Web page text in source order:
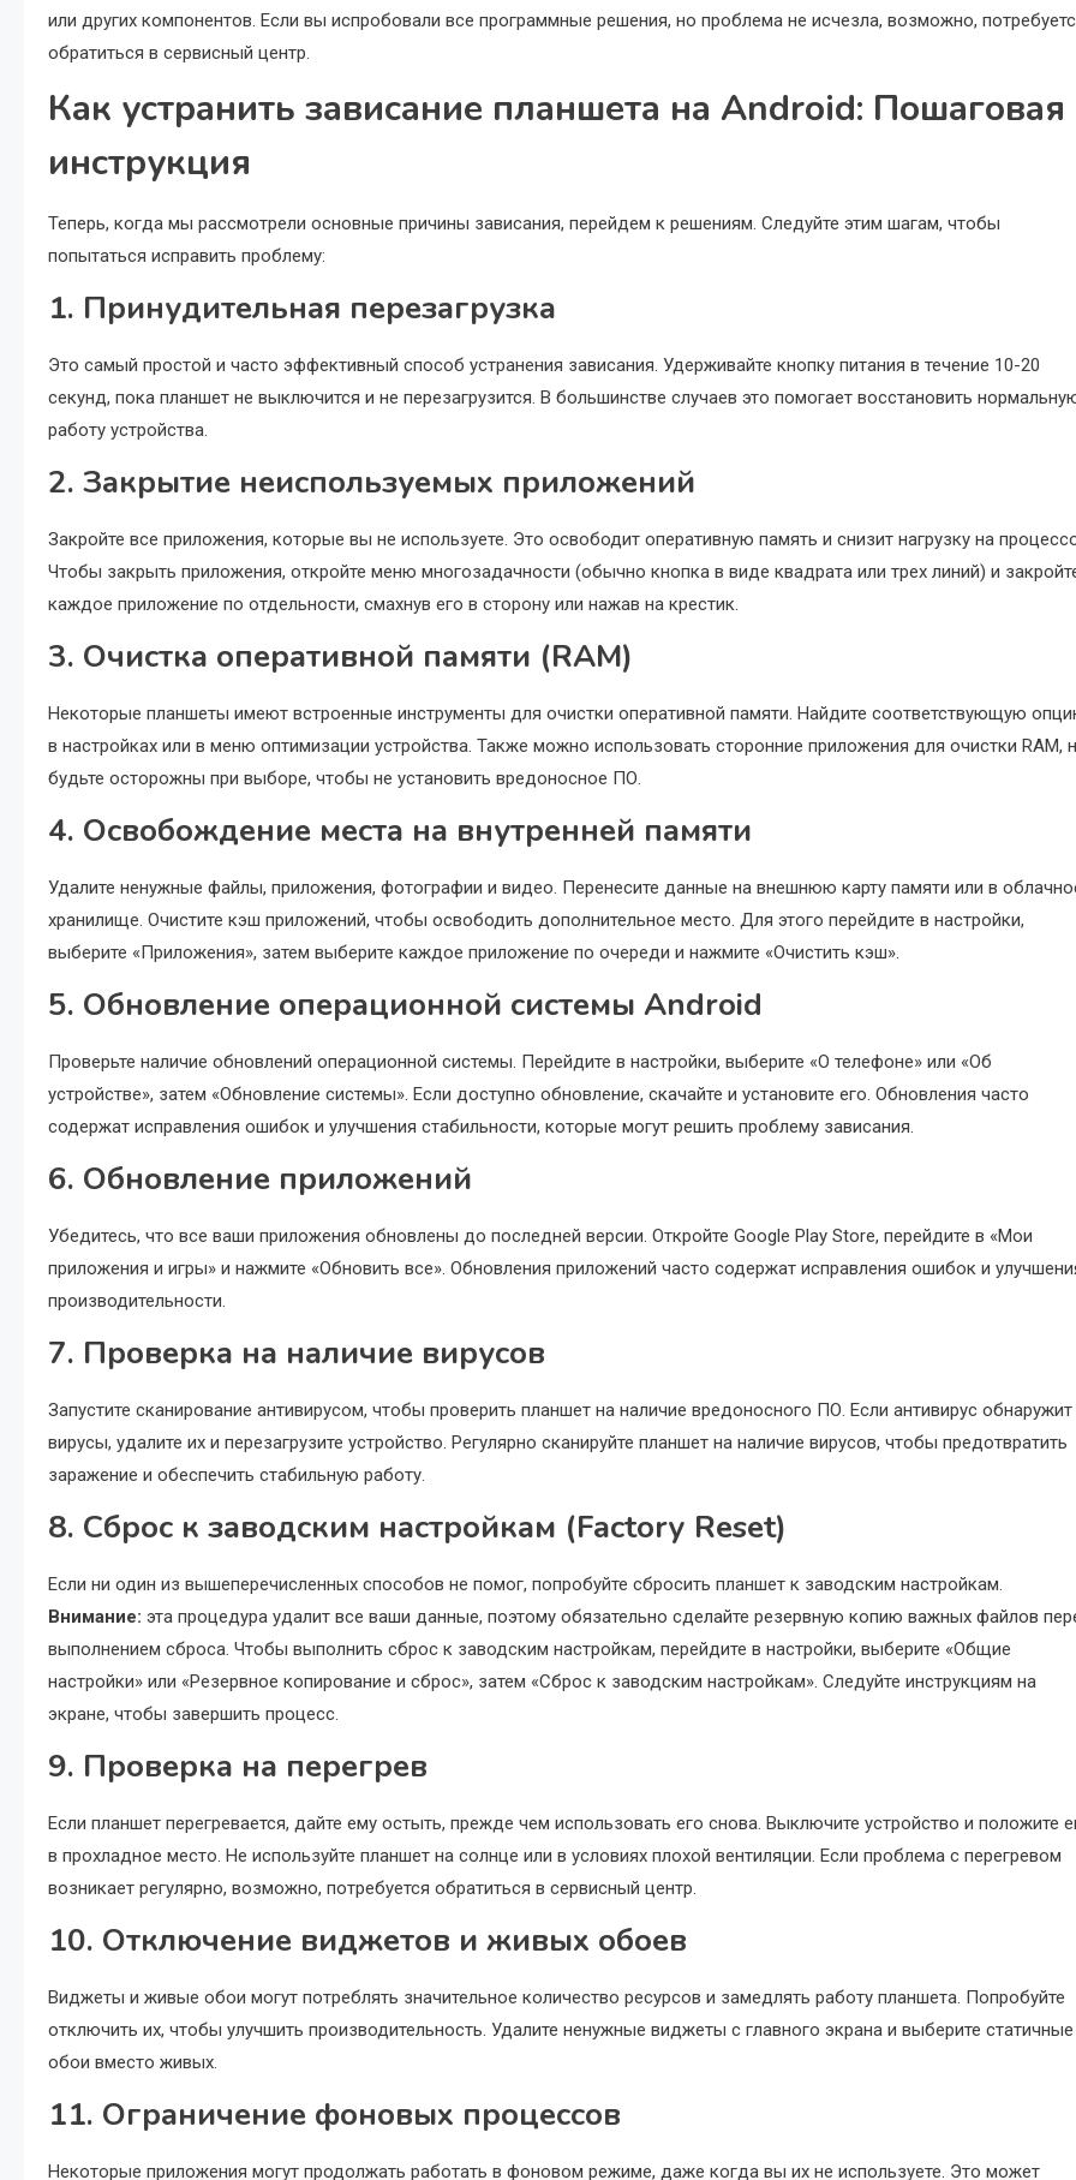
или других компонентов. Если вы испробовали все программные решения, но проблема не исчезла, возможно,
обратиться в сервисный центр.
Как устранить зависание планшета на Android: Пошаговая
инструкция
Теперь, когда мы рассмотрели основные причины зависания, перейдем к решениям. Следуйте этим шагам, чтобы
попытаться исправить проблему:
1. Принудительная перезагрузка
Это самый простой и часто эффективный способ устранения зависания. Удерживайте кнопку питания в течение 10-20
секунд, пока планшет не выключится и не перезагрузится. В большинстве случаев это помогает восстановить
работу устройства.
2. Закрытие неиспользуемых приложений
Закройте все приложения, которые вы не используете. Это освободит оперативную память и снизит нагрузку на
Чтобы закрыть приложения, откройте меню многозадачности (обычно кнопка в виде квадрата или трех линий) и
каждое приложение по отдельности, смахнув его в сторону или нажав на крестик.
3. Очистка оперативной памяти (RAM)
Некоторые планшеты имеют встроенные инструменты для очистки оперативной памяти. Найдите соответствующую
в настройках или в меню оптимизации устройства. Также можно использовать сторонние приложения для очистки RAM,
будьте осторожны при выборе, чтобы не установить вредоносное ПО.
4. Освобождение места на внутренней памяти
Удалите ненужные файлы, приложения, фотографии и видео. Перенесите данные на внешнюю карту памяти или в
хранилище. Очистите кэш приложений, чтобы освободить дополнительное место. Для этого перейдите в настройки,
выберите «Приложения», затем выберите каждое приложение по очереди и нажмите «Очистить кэш».
5. Обновление операционной системы Android
Проверьте наличие обновлений операционной системы. Перейдите в настройки, выберите «О телефоне» или «Об
устройстве», затем «Обновление системы». Если доступно обновление, скачайте и установите его. Обновления часто
содержат исправления ошибок и улучшения стабильности, которые могут решить проблему зависания.
6. Обновление приложений
Убедитесь, что все ваши приложения обновлены до последней версии. Откройте Google Play Store, перейдите в «Мои
приложения и игры» и нажмите «Обновить все». Обновления приложений часто содержат исправления ошибок и
производительности.
7. Проверка на наличие вирусов
Запустите сканирование антивирусом, чтобы проверить планшет на наличие вредоносного ПО. Если антивирус обнаружит
вирусы, удалите их и перезагрузите устройство. Регулярно сканируйте планшет на наличие вирусов, чтобы предотвратить
заражение и обеспечить стабильную работу.
8. Сброс к заводским настройкам (Factory Reset)
Если ни один из вышеперечисленных способов не помог, попробуйте сбросить планшет к заводским настройкам.
Внимание: эта процедура удалит все ваши данные, поэтому обязательно сделайте резервную копию важных файлов
выполнением сброса. Чтобы выполнить сброс к заводским настройкам, перейдите в настройки, выберите «Общие
настройки» или «Резервное копирование и сброс», затем «Сброс к заводским настройкам». Следуйте инструкциям на
экране, чтобы завершить процесс.
9. Проверка на перегрев
Если планшет перегревается, дайте ему остыть, прежде чем использовать его снова. Выключите устройство и положите
в прохладное место. Не используйте планшет на солнце или в условиях плохой вентиляции. Если проблема с перегревом
возникает регулярно, возможно, потребуется обратиться в сервисный центр.
10. Отключение виджетов и живых обоев
Виджеты и живые обои могут потреблять значительное количество ресурсов и замедлять работу планшета. Попробуйте
отключить их, чтобы улучшить производительность. Удалите ненужные виджеты с главного экрана и выберите статичные
обои вместо живых.
11. Ограничение фоновых процессов
Некоторые приложения могут продолжать работать в фоновом режиме, даже когда вы их не используете. Это может